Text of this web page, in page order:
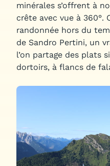
minérales s’offrent à
crête avec vue à 360°.
randonnée hors du
de Sandro Pertini, un
l’on partage des plats
dortoirs, à flancs de